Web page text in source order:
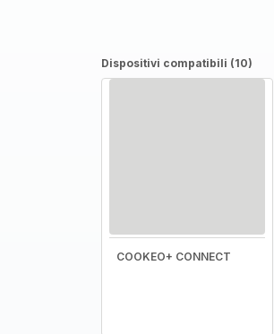
Dispositivi compatibili (10)
COOKEO+ CONNECT